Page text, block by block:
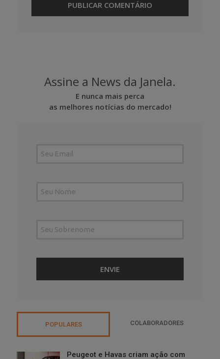
Assine a News da Janela.
E nunca mais perca
as melhores notícias do mercado!
POPULARES COLABORADORES
Peugeot e Havas criam ação com